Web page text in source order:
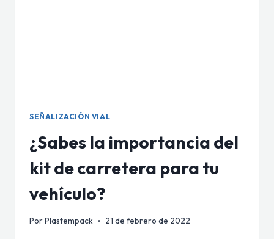
SEÑALIZACIÓN VIAL
¿Sabes la importancia del
kit de carretera para tu
vehículo?
PorPlastempack 21 de febrero de 2022